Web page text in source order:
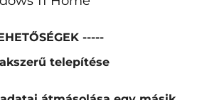
-----
telepítése